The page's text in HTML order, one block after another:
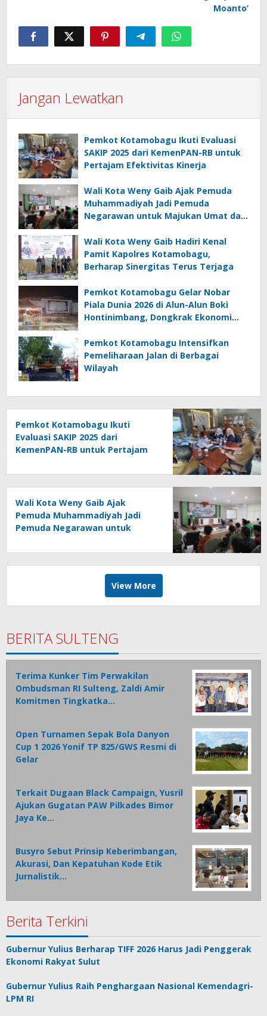
Moanto’
Jangan Lewatkan
Pemkot Kotamobagu Ikuti Evaluasi
SAKIP 2025 dari KemenPAN-RB untuk
Pertajam Efektivitas Kinerja
Wali Kota Weny Gaib Ajak Pemuda
Muhammadiyah Jadi Pemuda
Negarawan untuk Majukan Umat dan
Wali Kota Weny Gaib Hadiri Kenal
Pamit Kapolres Kotamobagu,
Berharap Sinergitas Terus Terjaga
Pemkot Kotamobagu Gelar Nobar
Piala Dunia 2026 di Alun-Alun Boki
Hontinimbang, Dongkrak Ekonomi
Pemkot Kotamobagu Intensifkan
Pemeliharaan Jalan di Berbagai
Wilayah
Pemkot Kotamobagu Ikuti
Evaluasi SAKIP 2025 dari
KemenPAN-RB untuk Pertajam
Wali Kota Weny Gaib Ajak
Pemuda Muhammadiyah Jadi
Pemuda Negarawan untuk
View More
BERITA SULTENG
Terima Kunker Tim Perwakilan
Ombudsman RI Sulteng, Zaldi Amir
Komitmen Tingkatka…
Open Turnamen Sepak Bola Danyon
Cup 1 2026 Yonif TP 825/GWS Resmi di
Gelar
Terkait Dugaan Black Campaign, Yusril
Ajukan Gugatan PAW Pilkades Bimor
Jaya Ke…
Busyro Sebut Prinsip Keberimbangan,
Akurasi, Dan Kepatuhan Kode Etik
Jurnalistik…
Berita Terkini
Gubernur Yulius Berharap TIFF 2026 Harus Jadi Penggerak
Ekonomi Rakyat Sulut
Gubernur Yulius Raih Penghargaan Nasional Kemendagri-
LPM RI